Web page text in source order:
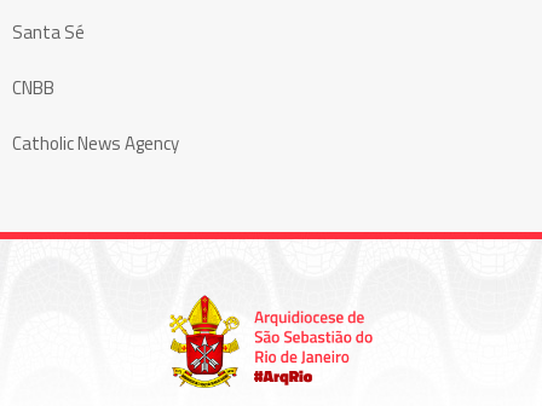
Santa Sé
CNBB
Catholic News Agency